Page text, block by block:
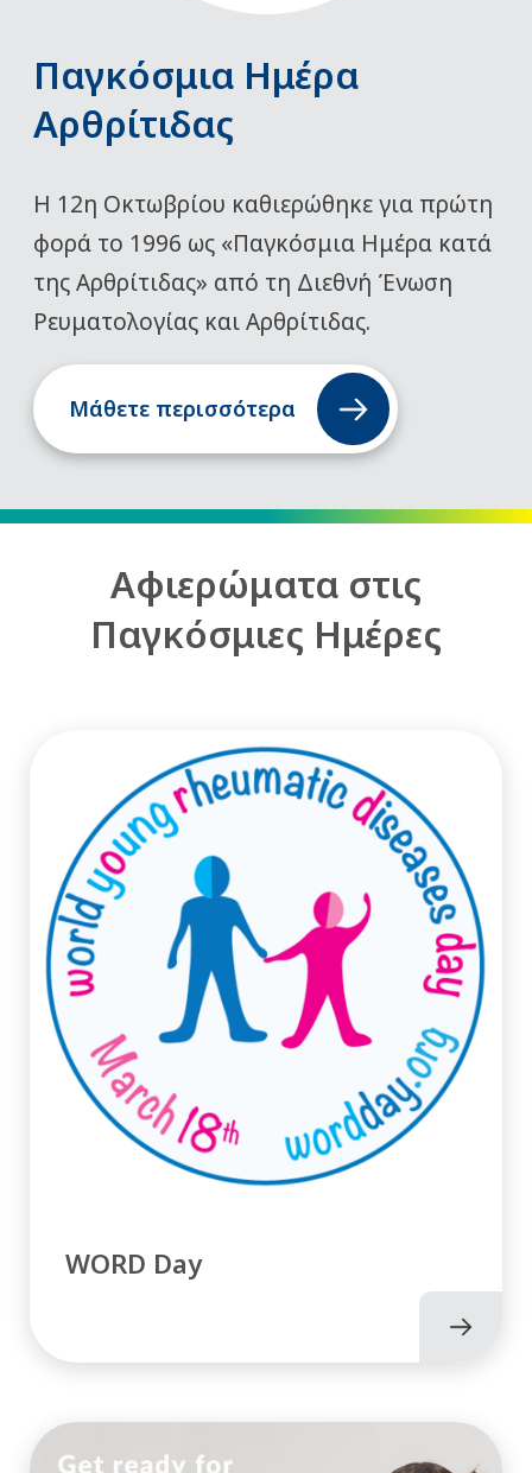
Παγκόσμια Ημέρα
Αρθρίτιδας
Η 12η Οκτωβρίου καθιερώθηκε για πρώτη
φορά το 1996 ως «Παγκόσμια Ημέρα κατά
της Αρθρίτιδας» από τη Διεθνή Ένωση
Ρευματολογίας και Αρθρίτιδας.
Μάθετε περισσότερα
Αφιερώματα στις
Παγκόσμιες Ημέρες
WORD Day